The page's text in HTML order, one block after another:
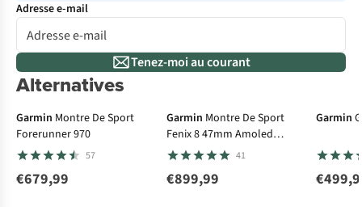
Adresse e-mail
Tenez-moi au courant
Alternatives
Garmin Montre De Sport
Forerunner 970
57
€679,99
Garmin Montre De Sport
Fenix 8 47mm Amoled
Sapphire
41
€899,99
Garmin